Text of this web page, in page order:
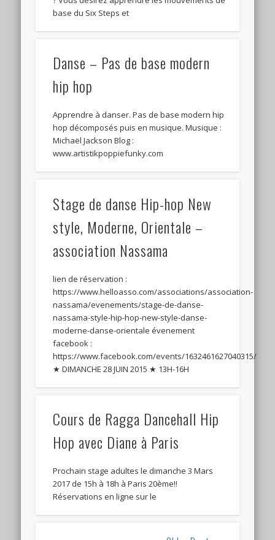
base du Six Steps et
Danse – Pas de base modern
hip hop
Apprendre à danser. Pas de base modern hip
hop décomposés puis en musique. Musique :
Michaël Jackson Blog :
www.artistikpoppiefunky.com
Stage de danse Hip-hop New
style, Moderne, Orientale –
association Nassama
lien de réservation :
https://www.helloasso.com/associations/association-
nassama/evenements/stage-de-danse-
nassama-style-hip-hop-new-style-danse-
moderne-danse-orientale évenement
facebook :
https://www.facebook.com/events/1632461627040315/
★ DIMANCHE 28 JUIN 2015 ★ 13H-16H
Cours de Ragga Dancehall Hip
Hop avec Diane à Paris
Prochain stage adultes le dimanche 3 Mars
2017 de 15h à 18h à Paris 20ème!!
Réservations en ligne sur le